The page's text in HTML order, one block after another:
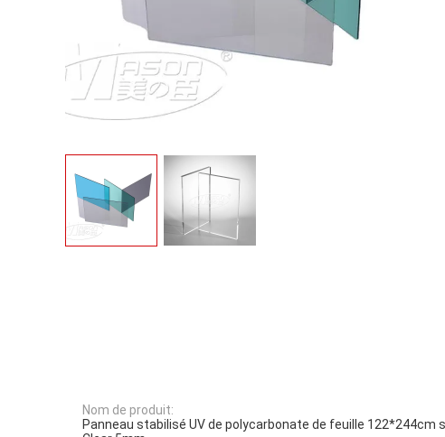
Nom de produit:
Panneau stabilisé UV de polycarbonate de feuille 122*244cm